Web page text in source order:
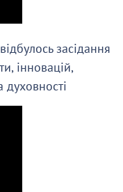
відбулось засідання
інновацій,
духовності